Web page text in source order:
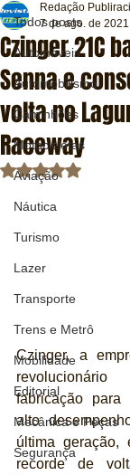
Todos posts
Automóveis
Automobilismo
Caminhões
Motocicletas
Aviação
Náutica
Turismo
Lazer
Transporte
Trens e Metrô
Mobilidade
Editorial
Mecânica e Peças
Segurança
Czinger 21C
Senna e
volta no
Raceway
Redação
7 de ago. de 2021
Avaliado com
Czinger, a
fabricação para
alto
última geração,
recorde de